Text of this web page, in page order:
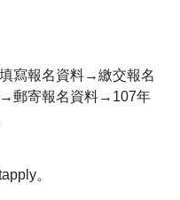
寫報名資料→繳交報名
郵寄報名資料→107年
。